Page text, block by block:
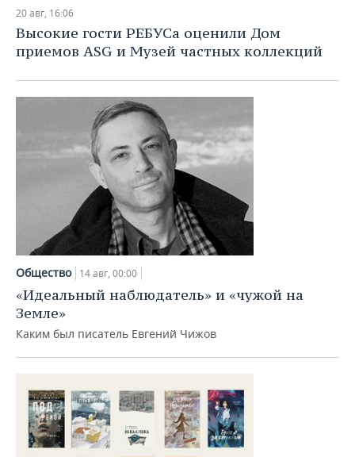
20 авг, 16:06
Высокие гости РЕБУСа оценили Дом
приемов ASG и Музей частных коллекций
Общество 14 авг, 00:00
«Идеальный наблюдатель» и «чужой на
Земле»
Каким был писатель Евгений Чижов